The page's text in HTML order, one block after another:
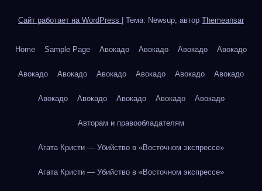
Сайт работает на WordPress Тема: Newsup, автор Themeansar
Home Sample Page Авокадо Авокадо Авокадо Авокадо
Авокадо Авокадо Авокадо Авокадо Авокадо Авокадо
Авокадо Авокадо Авокадо Авокадо Авокадо
Авторам и правообладателям
Агата Кристи — Убийство в «Восточном экспрессе»
Агата Кристи — Убийство в «Восточном экспрессе»